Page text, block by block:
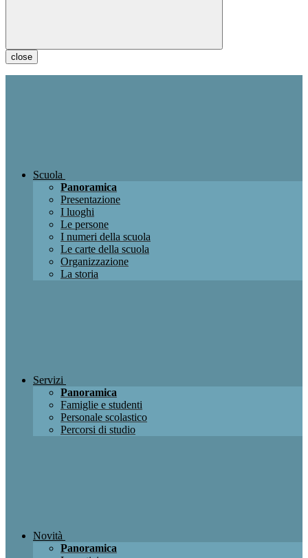
close
Scuola
Panoramica
Presentazione
I luoghi
Le persone
I numeri della scuola
Le carte della scuola
Organizzazione
La storia
Servizi
Panoramica
Famiglie e studenti
Personale scolastico
Percorsi di studio
Novità
Panoramica